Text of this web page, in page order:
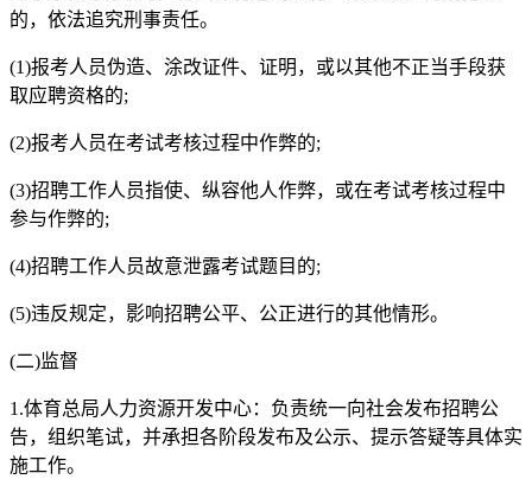
的，依法追究刑事责任。
(1)报考人员伪造、涂改证件、证明，或以其他不正当手段获
取应聘资格的;
(2)报考人员在考试考核过程中作弊的;
(3)招聘工作人员指使、纵容他人作弊，或在考试考核过程中
参与作弊的;
(4)招聘工作人员故意泄露考试题目的;
(5)违反规定，影响招聘公平、公正进行的其他情形。
(二)监督
1.体育总局人力资源开发中心：负责统一向社会发布招聘公
告，组织笔试，并承担各阶段发布及公示、提示答疑等具体实
施工作。